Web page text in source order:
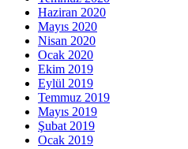
Haziran 2020
Mayıs 2020
Nisan 2020
Ocak 2020
Ekim 2019
Eylül 2019
Temmuz 2019
Mayıs 2019
Şubat 2019
Ocak 2019